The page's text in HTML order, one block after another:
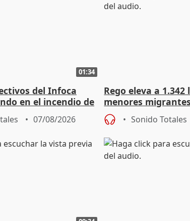
01:34
del Infoca
en el incendio de
07/08/2026
Rego eleva a
menores
entrada masiva
Sonido Totales